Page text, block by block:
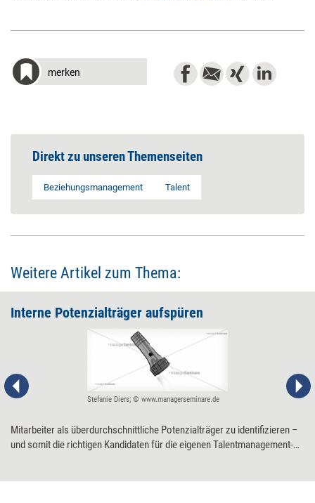
merken
Direkt zu unseren Themenseiten
Beziehungsmanagement Talent
Weitere Artikel zum Thema:
Interne Potenzialträger aufspüren
Stefanie Diers; © www.managerseminare.de
Mitarbeiter als überdurchschnittliche Potenzialträger zu identifizieren –
und somit die richtigen Kandidaten für die eigenen Talentmanagement-